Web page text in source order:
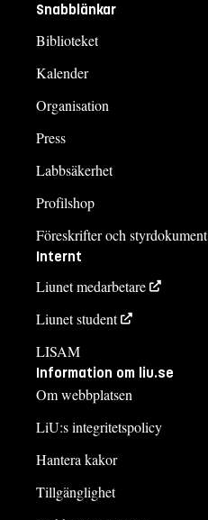
Snabblänkar
Biblioteket
Kalender
Organisation
Press
Labbsäkerhet
Profilshop
Föreskrifter och styrdokument
Internt
Liunet medarbetare
Liunet student
LISAM
Information om liu.se
Om webbplatsen
LiU:s integritetspolicy
Hantera kakor
Tillgänglighet